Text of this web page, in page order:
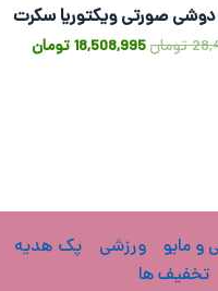
صورتی ویکتوریا سکرت
تومان18,508,995تومان
و مایو ورزشی
پک هدیه
تخفیف ها